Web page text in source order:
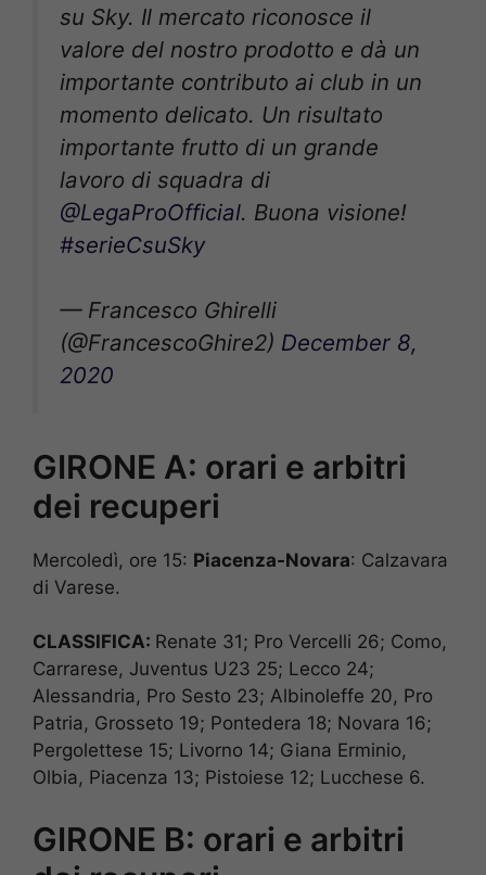
su Sky. Il mercato riconosce il
valore del nostro prodotto e dà un
importante contributo ai club in un
momento delicato. Un risultato
importante frutto di un grande
lavoro di squadra di
@LegaProOfficial. Buona visione!
#serieCsuSky
— Francesco Ghirelli
(@FrancescoGhire2) December 8,
2020
GIRONE A: orari e arbitri
dei recuperi
Mercoledì, ore 15: Piacenza-Novara: Calzavara
di Varese.
CLASSIFICA: Renate 31; Pro Vercelli 26; Como,
Carrarese, Juventus U23 25; Lecco 24;
Alessandria, Pro Sesto 23; Albinoleffe 20, Pro
Patria, Grosseto 19; Pontedera 18; Novara 16;
Pergolettese 15; Livorno 14; Giana Erminio,
Olbia, Piacenza 13; Pistoiese 12; Lucchese 6.
GIRONE B: orari e arbitri